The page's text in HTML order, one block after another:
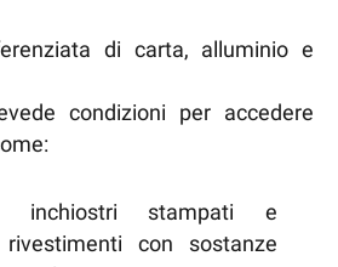
di carta, alluminio e
condizioni per accedere
inchiostri stampati e
con sostanze